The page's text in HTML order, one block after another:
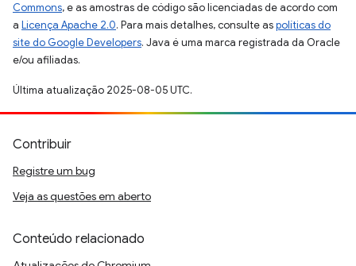
Commons, e as amostras de código são licenciadas de acordo com
a Licença Apache 2.0. Para mais detalhes, consulte aspolíticas do
site do Google Developers. Java é uma marca registrada da Oracle
e/ou afiliadas.
Última atualização 2025-08-05 UTC.
Contribuir
Registre um bug
Veja as questões em aberto
Conteúdo relacionado